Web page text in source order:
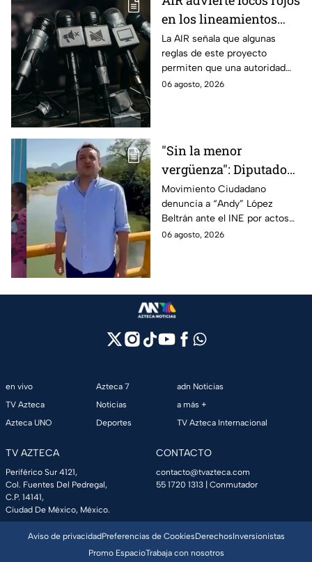
en los lineamientos
para proteger a las
audiencias
La AIR señala que algunas
reglas de este proyecto
permiten que una autoridad
gubernamental supervise,
06 agosto, 2026
"Sin la menor
vergüenza": Diputado
Juan Zavala denuncia
ante el INE a Andy
López Beltrán por
campaña anticipada en
Movimiento Ciudadano
denuncia a “Andy” López
Beltrán ante el INE por actos
anticipados de campaña en
06 agosto, 2026
en vivo
TV Azteca
Azteca UNO
Azteca 7
Noticias
Deportes
adn Noticias
a más +
TV Azteca Internacional
TV AZTECA
Periférico Sur 4121,
Col. Fuentes Del Pedregal,
C.P. 14141,
Ciudad De México, México.
CONTACTO
contacto@tvazteca.com
55 1720 1313 | Conmutador
Aviso de privacidadPreferencias de CookiesDerechosInversionistas
Promo EspacioTrabaja con nosotros